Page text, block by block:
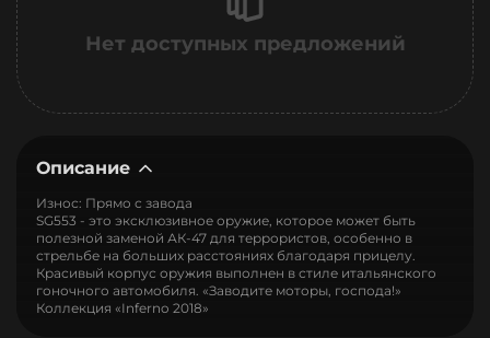
Нет доступных предложений
Описание
Износ: Прямо с завода
SG553 - это эксклюзивное оружие, которое может быть
полезной заменой АК-47 для террористов, особенно в
стрельбе на больших расстояниях благодаря прицелу.
Красивый корпус оружия выполнен в стиле итальянского
гоночного автомобиля. «Заводите моторы, господа!»
Коллекция «Inferno 2018»